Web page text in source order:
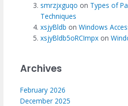
smrzjxguqo on Types of
Techniques
xsjyBldb onWindows
xsjyBldb5oRCImpx on
Archives
February 2026
December 2025